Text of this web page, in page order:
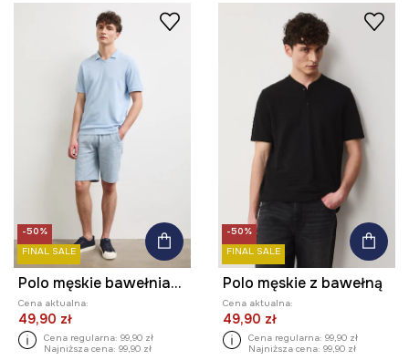
-50%
FINAL SALE
Polo męskie bawełniane ze strukturalnej dzianiny
Cena aktualna:
49,90 zł
Cena regularna: 99,90 zł
Najniższa cena: 99,90 zł
-50%
FINAL SALE
Polo męskie z bawełną
Cena aktualna:
49,90 zł
Cena regularna: 99,90 zł
Najniższa cena: 99,90 zł